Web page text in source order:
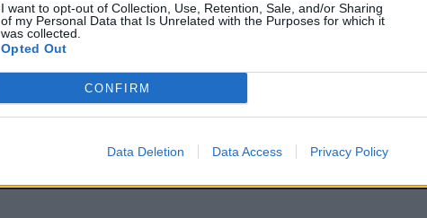
I want to opt-out of Collection, Use, Retention, Sale, and/or Sharing
of my Personal Data that Is Unrelated with the Purposes for which it
was collected.
Opted Out
CONFIRM
Data Deletion Data Access Privacy Policy